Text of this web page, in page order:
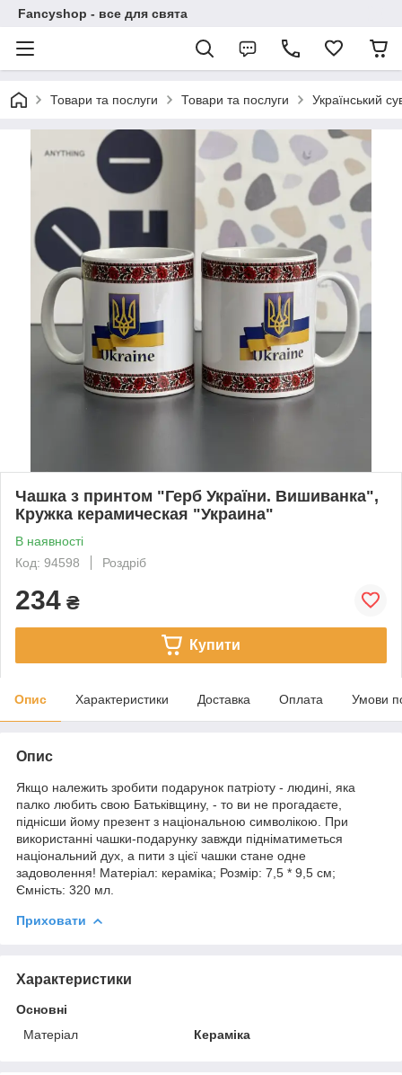
Fancyshop - все для свята
Товари та послуги Товари та послуги Український
Чашка з принтом "Герб України. Вишиванка",
Кружка керамическая "Украина"
В наявності
Код: 94598
Роздріб
234 ₴
Купити
Опис Характеристики Доставка Оплата Умови
Опис
Якщо належить зробити подарунок патріоту - людині, яка
палко любить свою Батьківщину, - то ви не прогадаєте,
піднісши йому презент з національною символікою. При
використанні чашки-подарунку завжди підніматиметься
національний дух, а пити з цієї чашки стане одне
задоволення! Матеріал: кераміка; Розмір: 7,5 * 9,5 см;
Ємність: 320 мл.
Приховати
Характеристики
Основні
Матеріал
Кераміка